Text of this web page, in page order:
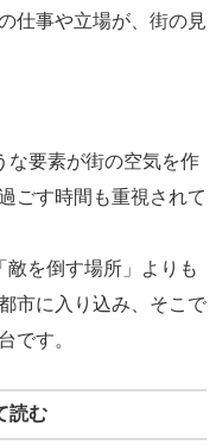
仕事や立場が、街の見
な要素が街の空気を作
ごす時間も重視されて
敵を倒す場所」よりも
市に入り込み、そこで
です。
読む